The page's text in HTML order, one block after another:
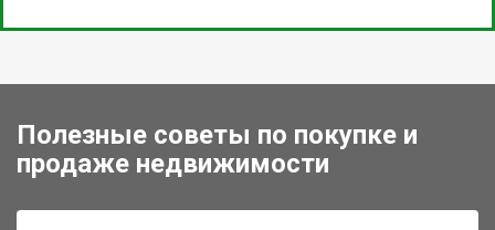
Полезные советы по покупке и
продаже недвижимости